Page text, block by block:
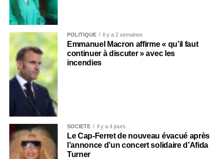
POLITIQUE Il y a 2 semaines
Emmanuel Macron affirme « qu’il faut
continuer à discuter » avec les
incendies
SOCIÉTÉ Il y a 4 jours
Le Cap-Ferret de nouveau évacué après
l’annonce d’un concert solidaire d’Afida
Turner